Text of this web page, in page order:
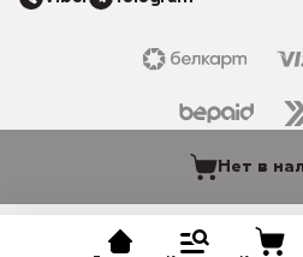
Нет в
© 2015-2026, Магазин